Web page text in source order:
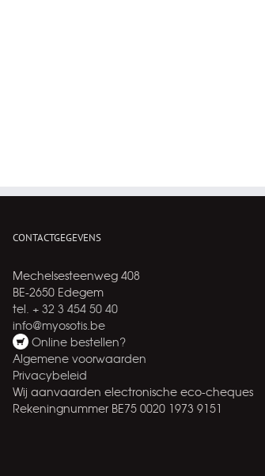
CONTACTGEGEVENS
Mechelsesteenweg 408
BE-2650 Edegem
tel. + 32 3 454 50 40
info@myosotis.be
Online bestellen?
Algemene voorwaarden
Privacybeleid
Wij aanvaarden electronische eco-cheques
Rekeningnummer BE75 0020 1973 9151